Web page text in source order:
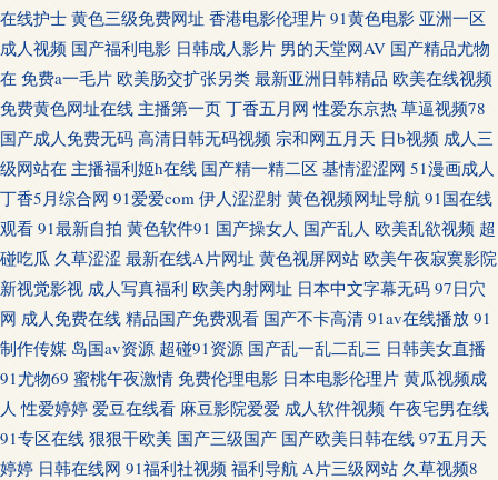
色色 51大香蕉 成人AV在线资源 九九综合色网 人妖伪娘在线视频 亚洲欧美日
韩簧片 97人人人人人 国产ts系列另类 免费亚洲精品色片 亚洲日韩影院 爱豆
传媒TVxX 狠狠肏成人专区 欧美中字 亚洲另类偷拍精品 av福利社 国厂黄色
欧美青青草 午夜97福利 99热青青 九一白虎 日韩三级中文 91豆花制片厂 豆花
91网 狼友福利导航 日韩综合色图 91搞熟女 成人九草视频 狼人综合成干网 熟
女视频一区 97干在线 激情影院A片
在线护士 黄色三级免费网址 香港电影伦理片 91黄色电影 亚洲一区
成人视频 国产福利电影 日韩成人影片 男的天堂网AV 国产精品尤物
在 免费a一毛片 欧美肠交扩张另类 最新亚洲日韩精品 欧美在线视频
免费黄色网址在线 主播第一页 丁香五月网 性爱东京热 草逼视频78
国产成人免费无码 高清日韩无码视频 宗和网五月天 日b视频 成人三
级网站在 主播福利姬h在线 国产精一精二区 基情涩涩网 51漫画成人
丁香5月综合网 91爱爱com 伊人涩涩射 黄色视频网址导航 91国在线
观看 91最新自拍 黄色软件91 国产操女人 国产乱人 欧美乱欲视频 超
碰吃瓜 久草涩涩 最新在线A片网址 黄色视屏网站 欧美午夜寂寞影院
新视觉影视 成人写真福利 欧美内射网址 日本中文字幕无码 97日穴
网 成人免费在线 精品国产免费观看 国产不卡高清 91av在线播放 91
制作传媒 岛国av资源 超碰91资源 国产乱一乱二乱三 日韩美女直播
91尤物69 蜜桃午夜激情 免费伦理电影 日本电影伦理片 黄瓜视频成
人 性爱婷婷 爱豆在线看 麻豆影院爱爱 成人软件视频 午夜宅男在线
91专区在线 狠狠干欧美 国产三级国产 国产欧美日韩在线 97五月天
婷婷 日韩在线网 91福利社视频 福利导航 A片三级网站 久草视频8